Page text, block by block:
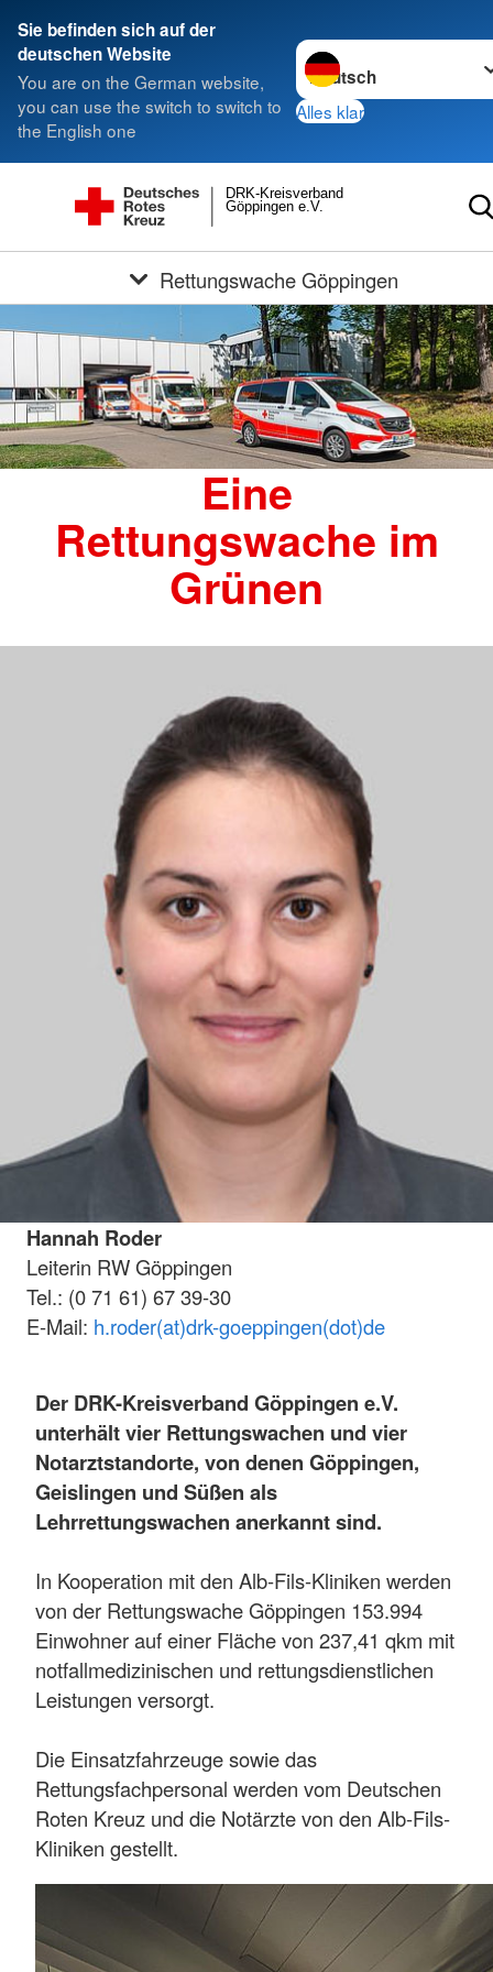
Sie befinden sich auf der
deutschen Website
You are on the German website,
you can use the switch to switch to
the English one
Sprache wechseln zu
Alles klar
Göppingen e.V.
DRK-Kreisverband
Rettungswache Göppingen
Eine
Rettungswache im
Grünen
Hannah Roder
Leiterin RW Göppingen
Tel.: (0 71 61) 67 39-30
E-Mail: h.roder(at)drk-goeppingen(dot)de
Der DRK-Kreisverband Göppingen e.V.
unterhält vier Rettungswachen und vier
Notarztstandorte, von denen Göppingen,
Geislingen und Süßen als
Lehrrettungswachen anerkannt sind.
In Kooperation mit den Alb-Fils-Kliniken werden
von der Rettungswache Göppingen 153.994
Einwohner auf einer Fläche von 237,41 qkm mit
notfallmedizinischen und rettungsdienstlichen
Leistungen versorgt.
Die Einsatzfahrzeuge sowie das
Rettungsfachpersonal werden vom Deutschen
Roten Kreuz und die Notärzte von den Alb-Fils-
Kliniken gestellt.